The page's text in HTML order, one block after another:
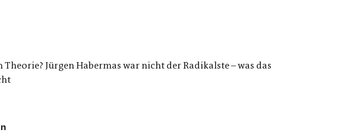
Jürgen Habermas war nicht der Radikalste – was das